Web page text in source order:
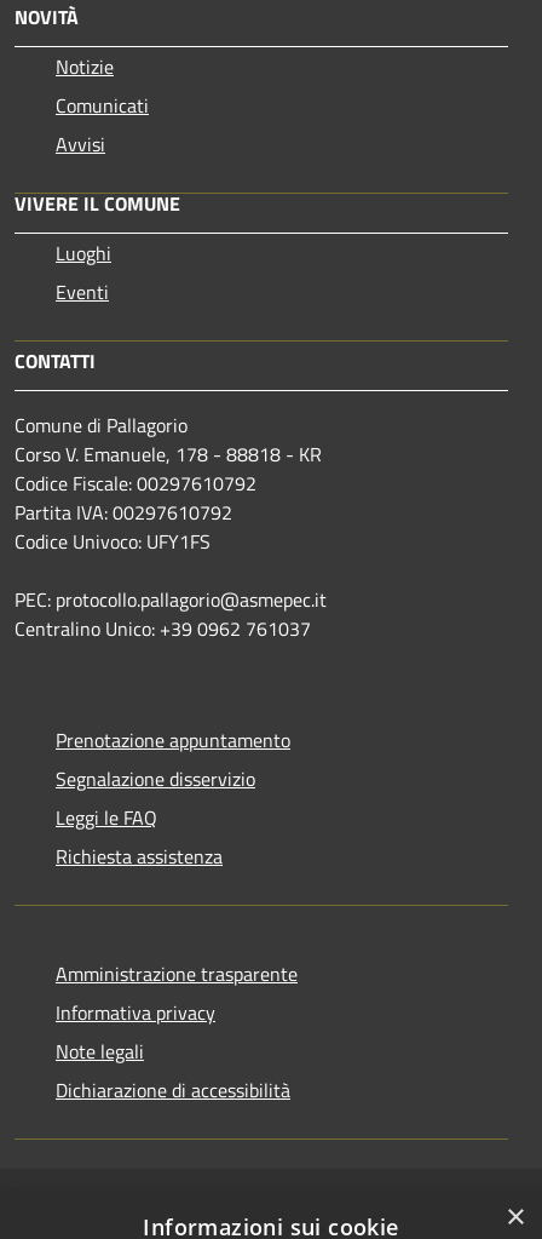
NOVITÀ
Notizie
Comunicati
Avvisi
VIVERE IL COMUNE
Luoghi
Eventi
CONTATTI
Comune di Pallagorio
Corso V. Emanuele, 178 - 88818 - KR
Codice Fiscale: 00297610792
Partita IVA: 00297610792
Codice Univoco: UFY1FS
PEC: protocollo.pallagorio@asmepec.it
Centralino Unico: +39 0962 761037
Prenotazione appuntamento
Segnalazione disservizio
Leggi le FAQ
Richiesta assistenza
Amministrazione trasparente
Informativa privacy
Note legali
Dichiarazione di accessibilità
Copyright © 2026 • Comune di×
Informazioni sui cookie